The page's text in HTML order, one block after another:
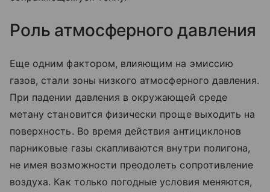
Роль атмосферного давления
Еще одним фактором, влияющим на эмиссию
газов, стали зоны низкого атмосферного давления.
При падении давления в окружающей среде
метану становится физически проще выходить на
поверхность. Во время действия антициклонов
парниковые газы скапливаются внутри полигона,
не имея возможности преодолеть сопротивление
воздуха. Как только погодные условия меняются,